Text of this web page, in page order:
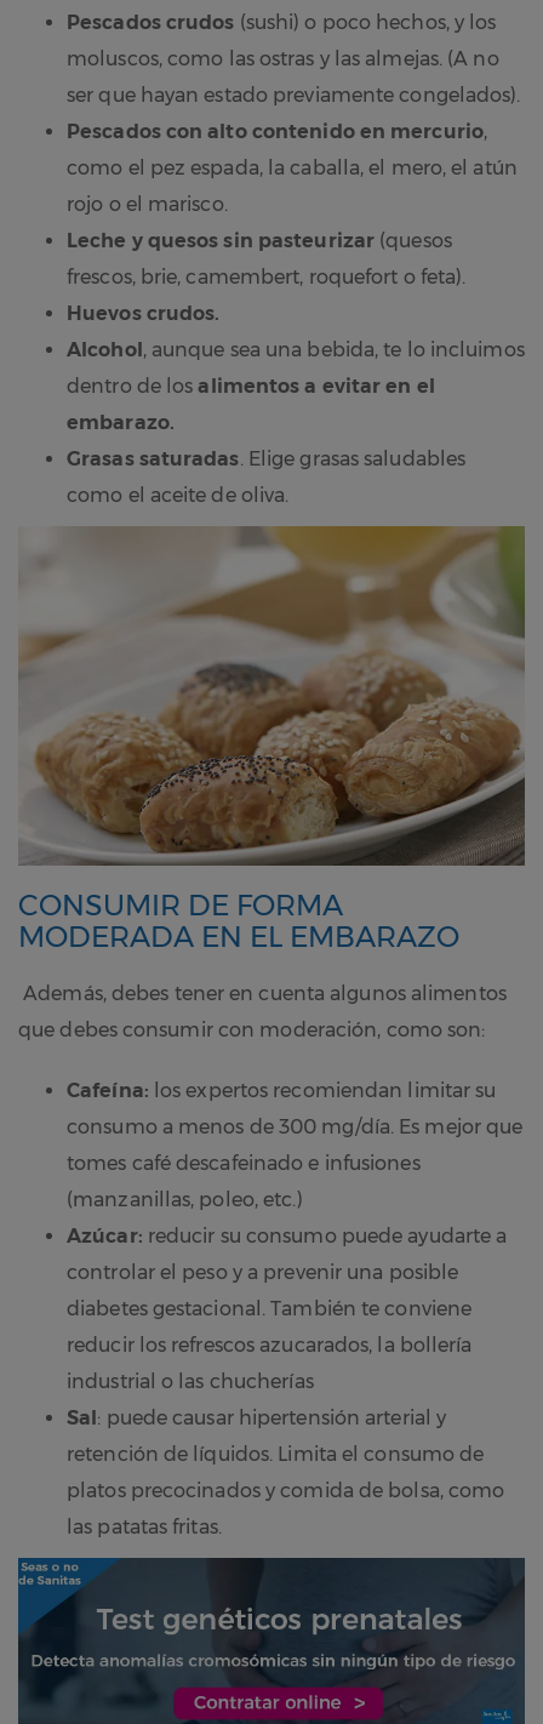
Pescados crudos (sushi) o poco hechos, y los
moluscos, como las ostras y las almejas. (A no
ser que hayan estado previamente congelados).
Pescados con alto contenido en mercurio,
como el pez espada, la caballa, el mero, el atún
rojo o el marisco.
Leche y quesos sin pasteurizar (quesos
frescos, brie, camembert, roquefort o feta).
Huevos crudos.
Alcohol , aunque sea una bebida, te lo incluimos
dentro de losalimentos a evitar en el
embarazo.
Grasas saturadas. Elige grasas saludables
como el aceite de oliva.
CONSUMIR DE FORMA
MODERADA EN EL EMBARAZO
Además, debes tener en cuenta algunos alimentos
que debes consumir con moderación, como son:
Cafeína: los expertos recomiendan limitar su
consumo a menos de 300 mg/día. Es mejor que
tomes café descafeinado e infusiones
(manzanillas, poleo, etc.)
Azúcar: reducir su consumo puede ayudarte a
controlar el peso y a prevenir una posible
diabetes gestacional. También te conviene
reducir los refrescos azucarados, la bollería
industrial o las chucherías
Sal: puede causar hipertensión arterial y
retención de líquidos. Limita el consumo de
platos precocinados y comida de bolsa, como
las patatas fritas.